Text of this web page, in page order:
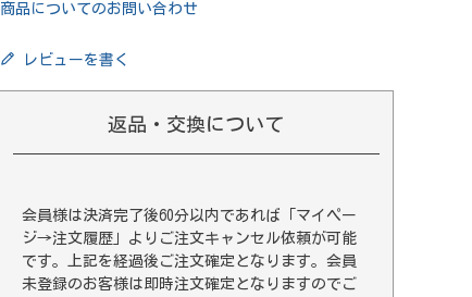
商品についてのお問い合わせ
レビューを書く
返品・交換について
会員様は決済完了後60分以内であれば 「マイペー
ジ→注文履歴」 よりご注文キャンセル依頼が可能
です。上記を経過後ご注文確定となります。会員
未登録のお客様は即時注文確定となりますのでご